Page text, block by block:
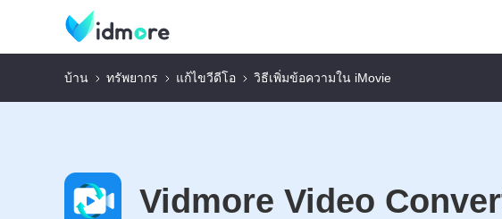
บ้าน ทรัพยากร แก้ไขวีดีโอ วิธีเพิ่มข้อความใน iMovie
Vidmore Video